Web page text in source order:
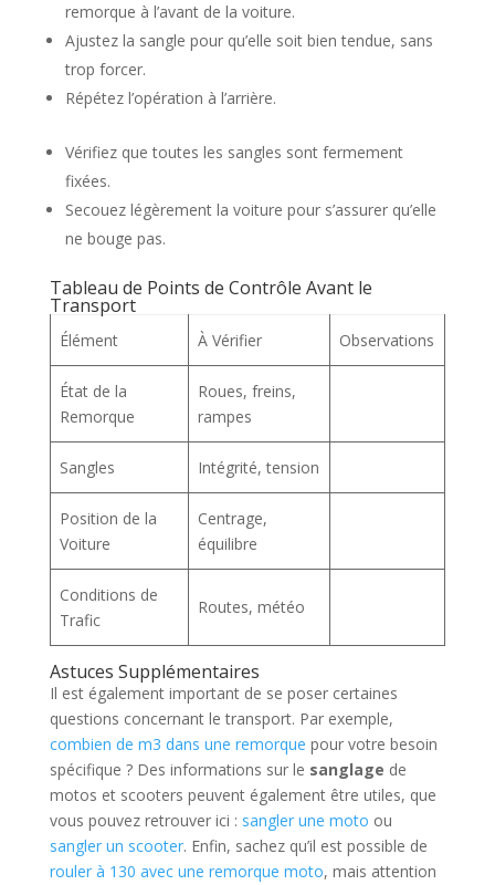
remorque à l’avant de la voiture.
Ajustez la sangle pour qu’elle soit bien tendue, sans
trop forcer.
Répétez l’opération à l’arrière.
Vérifiez que toutes les sangles sont fermement
fixées.
Secouez légèrement la voiture pour s’assurer qu’elle
ne bouge pas.
Tableau de Points de Contrôle Avant le
Transport
Élément À Vérifier Observations
État de la
Remorque
Roues, freins,
rampes
Sangles Intégrité, tension
Position de la
Voiture
Centrage,
équilibre
Conditions de
Trafic
Routes, météo
Astuces Supplémentaires
Il est également important de se poser certaines
questions concernant le transport. Par exemple,
combien de m3 dans une remorque pour votre besoin
spécifique ? Des informations sur le sanglage de
motos et scooters peuvent également être utiles, que
vous pouvez retrouver ici : sangler une moto ou
sangler un scooter. Enfin, sachez qu’il est possible de
rouler à 130 avec une remorque moto, mais attention